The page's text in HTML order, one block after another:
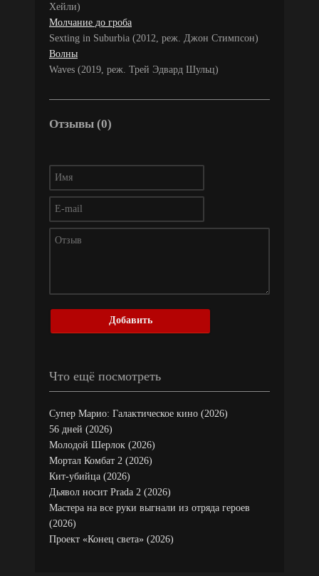
Хейли)
Молчание до гроба
Sexting in Suburbia (2012, реж. Джон Стимпсон)
Волны
Waves (2019, реж. Трей Эдвард Шульц)
Отзывы (0)
Добавить
Что ещё посмотреть
Супер Марио: Галактическое кино (2026)
56 дней (2026)
Молодой Шерлок (2026)
Мортал Комбат 2 (2026)
Кит-убийца (2026)
Дьявол носит Prada 2 (2026)
Мастера на все руки выгнали из отряда героев
(2026)
Проект «Конец света» (2026)